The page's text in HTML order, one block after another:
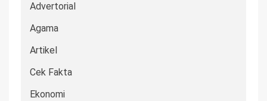
Advertorial
Agama
Artikel
Cek Fakta
Ekonomi